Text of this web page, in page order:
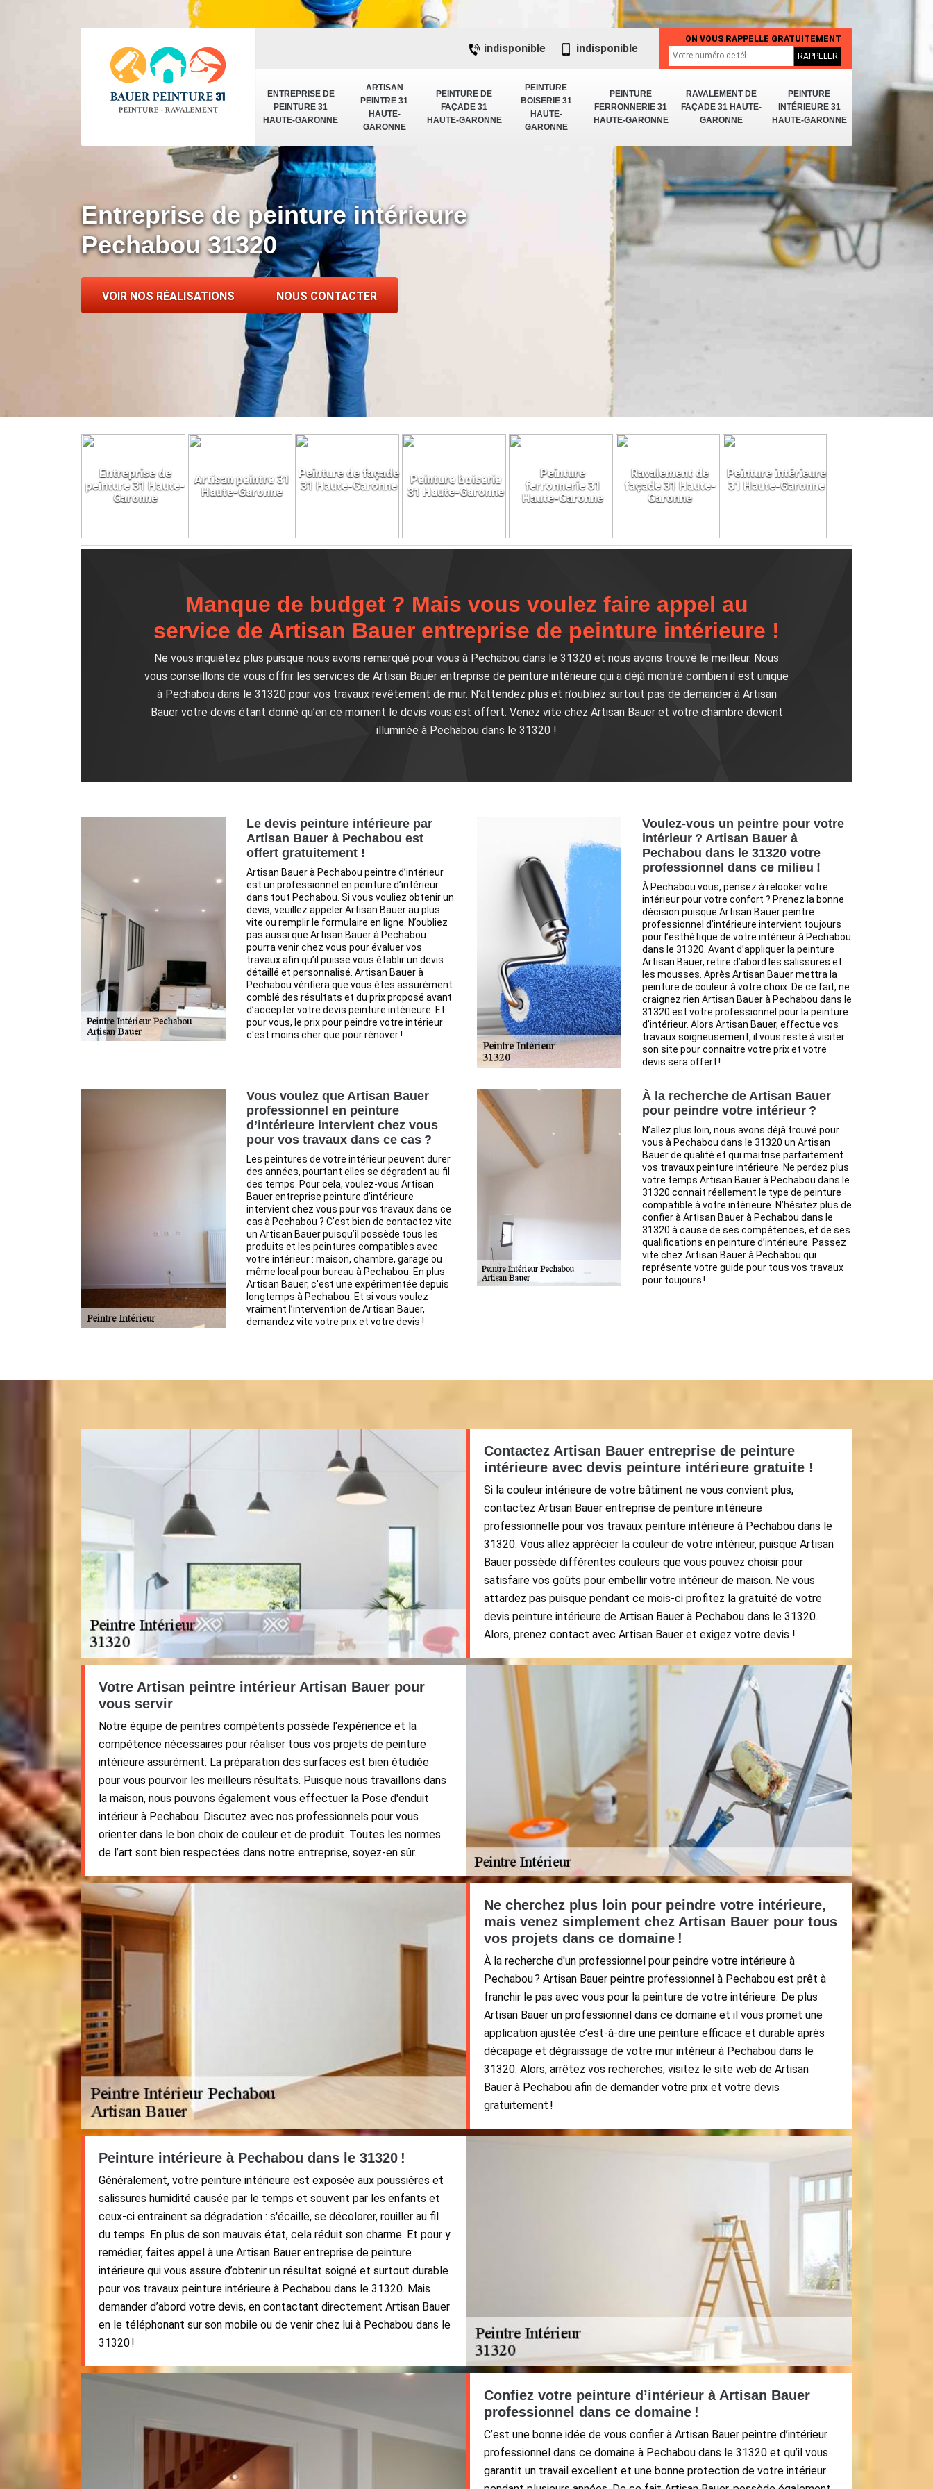
ENTREPRISE DE
PEINTURE 31
HAUTE-GARONNE
ARTISAN
PEINTRE 31
HAUTE-
GARONNE
PEINTURE DE
FAÇADE 31
HAUTE-GARONNE
PEINTURE
BOISERIE 31
HAUTE-
GARONNE
PEINTURE
FERRONNERIE 31
HAUTE-GARONNE
RAVALEMENT DE
FAÇADE 31 HAUTE-
GARONNE
PEINTURE
INTÉRIEURE 31
HAUTE-GARONNE
indisponible indisponible
ON VOUS RAPPELLE GRATUITEMENT
Entreprise de peinture intérieure
Pechabou 31320
VOIR NOS RÉALISATIONS NOUS CONTACTER
Entreprise de
peinture 31 Haute-
Garonne
Artisan peintre 31
Haute-Garonne
Peinture de façade
31 Haute-Garonne
Peinture boiserie
31 Haute-Garonne
Peinture
ferronnerie 31
Haute-Garonne
Ravalement de
façade 31 Haute-
Garonne
Peinture intérieure
31 Haute-Garonne
Manque de budget ? Mais vous voulez faire appel au
service de Artisan Bauer entreprise de peinture intérieure !
Ne vous inquiétez plus puisque nous avons remarqué pour vous à Pechabou dans le 31320 et nous avons trouvé le meilleur. Nous
vous conseillons de vous offrir les services de Artisan Bauer entreprise de peinture intérieure qui a déjà montré combien il est unique
à Pechabou dans le 31320 pour vos travaux revêtement de mur. N’attendez plus et n’oubliez surtout pas de demander à Artisan
Bauer votre devis étant donné qu’en ce moment le devis vous est offert. Venez vite chez Artisan Bauer et votre chambre devient
illuminée à Pechabou dans le 31320 !
Le devis peinture intérieure par
Artisan Bauer à Pechabou est
offert gratuitement !
Artisan Bauer à Pechabou peintre d’intérieur
est un professionnel en peinture d’intérieur
dans tout Pechabou. Si vous vouliez obtenir un
devis, veuillez appeler Artisan Bauer au plus
vite ou remplir le formulaire en ligne. N’oubliez
pas aussi que Artisan Bauer à Pechabou
pourra venir chez vous pour évaluer vos
travaux afin qu’il puisse vous établir un devis
détaillé et personnalisé. Artisan Bauer à
Pechabou vérifiera que vous êtes assurément
comblé des résultats et du prix proposé avant
d’accepter votre devis peinture intérieure. Et
pour vous, le prix pour peindre votre intérieur
c'est moins cher que pour rénover !
Voulez-vous un peintre pour votre
intérieur ? Artisan Bauer à
Pechabou dans le 31320 votre
professionnel dans ce milieu !
À Pechabou vous, pensez à relooker votre
intérieur pour votre confort ? Prenez la bonne
décision puisque Artisan Bauer peintre
professionnel d’intérieure intervient toujours
pour l’esthétique de votre intérieur à Pechabou
dans le 31320. Avant d’appliquer la peinture
Artisan Bauer, retire d’abord les salissures et
les mousses. Après Artisan Bauer mettra la
peinture de couleur à votre choix. De ce fait, ne
craignez rien Artisan Bauer à Pechabou dans le
31320 est votre professionnel pour la peinture
d’intérieur. Alors Artisan Bauer, effectue vos
travaux soigneusement, il vous reste à visiter
son site pour connaitre votre prix et votre
devis sera offert !
Vous voulez que Artisan Bauer
professionnel en peinture
d’intérieure intervient chez vous
pour vos travaux dans ce cas ?
Les peintures de votre intérieur peuvent durer
des années, pourtant elles se dégradent au fil
des temps. Pour cela, voulez-vous Artisan
Bauer entreprise peinture d’intérieure
intervient chez vous pour vos travaux dans ce
cas à Pechabou ? C'est bien de contactez vite
un Artisan Bauer puisqu’il possède tous les
produits et les peintures compatibles avec
votre intérieur : maison, chambre, garage ou
même local pour bureau à Pechabou. En plus
Artisan Bauer, c'est une expérimentée depuis
longtemps à Pechabou. Et si vous voulez
vraiment l’intervention de Artisan Bauer,
demandez vite votre prix et votre devis !
À la recherche de Artisan Bauer
pour peindre votre intérieur ?
N’allez plus loin, nous avons déjà trouvé pour
vous à Pechabou dans le 31320 un Artisan
Bauer de qualité et qui maitrise parfaitement
vos travaux peinture intérieure. Ne perdez plus
votre temps Artisan Bauer à Pechabou dans le
31320 connait réellement le type de peinture
compatible à votre intérieure. N’hésitez plus de
confier à Artisan Bauer à Pechabou dans le
31320 à cause de ses compétences, et de ses
qualifications en peinture d’intérieure. Passez
vite chez Artisan Bauer à Pechabou qui
représente votre guide pour tous vos travaux
pour toujours !
Contactez Artisan Bauer entreprise de peinture
intérieure avec devis peinture intérieure gratuite !
Si la couleur intérieure de votre bâtiment ne vous convient plus,
contactez Artisan Bauer entreprise de peinture intérieure
professionnelle pour vos travaux peinture intérieure à Pechabou dans le
31320. Vous allez apprécier la couleur de votre intérieur, puisque Artisan
Bauer possède différentes couleurs que vous pouvez choisir pour
satisfaire vos goûts pour embellir votre intérieur de maison. Ne vous
attardez pas puisque pendant ce mois-ci profitez la gratuité de votre
devis peinture intérieure de Artisan Bauer à Pechabou dans le 31320.
Alors, prenez contact avec Artisan Bauer et exigez votre devis !
Votre Artisan peintre intérieur Artisan Bauer pour
vous servir
Notre équipe de peintres compétents possède l'expérience et la
compétence nécessaires pour réaliser tous vos projets de peinture
intérieure assurément. La préparation des surfaces est bien étudiée
pour vous pourvoir les meilleurs résultats. Puisque nous travaillons dans
la maison, nous pouvons également vous effectuer la Pose d'enduit
intérieur à Pechabou. Discutez avec nos professionnels pour vous
orienter dans le bon choix de couleur et de produit. Toutes les normes
de l’art sont bien respectées dans notre entreprise, soyez-en sûr.
Ne cherchez plus loin pour peindre votre intérieure,
mais venez simplement chez Artisan Bauer pour tous
vos projets dans ce domaine !
À la recherche d'un professionnel pour peindre votre intérieure à
Pechabou ? Artisan Bauer peintre professionnel à Pechabou est prêt à
franchir le pas avec vous pour la peinture de votre intérieure. De plus
Artisan Bauer un professionnel dans ce domaine et il vous promet une
application ajustée c’est-à-dire une peinture efficace et durable après
décapage et dégraissage de votre mur intérieur à Pechabou dans le
31320. Alors, arrêtez vos recherches, visitez le site web de Artisan
Bauer à Pechabou afin de demander votre prix et votre devis
gratuitement !
Peinture intérieure à Pechabou dans le 31320 !
Généralement, votre peinture intérieure est exposée aux poussières et
salissures humidité causée par le temps et souvent par les enfants et
ceux-ci entrainent sa dégradation : s'écaille, se décolorer, rouiller au fil
du temps. En plus de son mauvais état, cela réduit son charme. Et pour y
remédier, faites appel à une Artisan Bauer entreprise de peinture
intérieure qui vous assure d’obtenir un résultat soigné et surtout durable
pour vos travaux peinture intérieure à Pechabou dans le 31320. Mais
demander d’abord votre devis, en contactant directement Artisan Bauer
en le téléphonant sur son mobile ou de venir chez lui à Pechabou dans le
31320 !
Confiez votre peinture d’intérieur à Artisan Bauer
professionnel dans ce domaine !
C’est une bonne idée de vous confier à Artisan Bauer peintre d’intérieur
professionnel dans ce domaine à Pechabou dans le 31320 et qu’il vous
garantit un travail excellent et une bonne protection de votre intérieur